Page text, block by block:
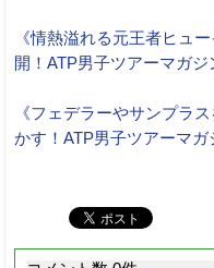
《情熱溢れる元王者ヒュ
開！ATP男子ツアーマガジ
《フェデラーやサンプラ
かす！ATP男子ツアーマガ